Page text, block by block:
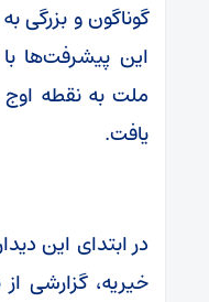
گوناگون و بزرگی
این پیشرفت‌ها
ملت به نقطه
یافت.
در ابتدای این
خیریه، گزارشی